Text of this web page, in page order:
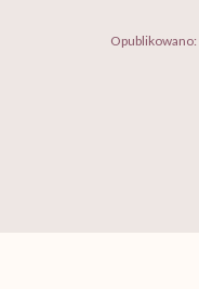
Opublikowano: